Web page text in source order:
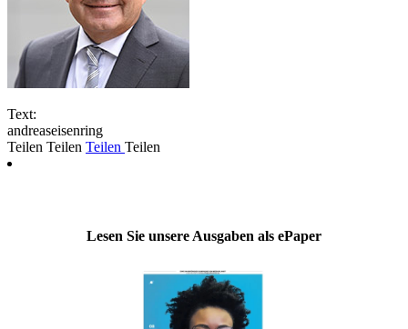
Text:
andreaseisenring
Teilen Teilen Teilen Teilen
Lesen Sie unsere Ausgaben als ePaper